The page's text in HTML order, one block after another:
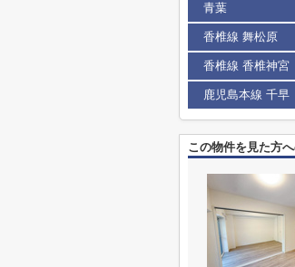
青葉
香椎線 舞松原
香椎線 香椎神宮
鹿児島本線 千早
この物件を見た方